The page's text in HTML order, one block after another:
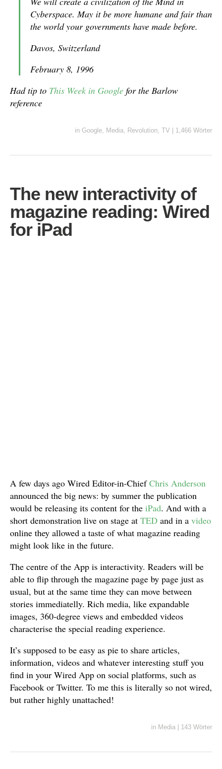
Cyberspace. May it be more humane and fair than
the world your governments have made before.
Davos, Switzerland
February 8, 1996
Had tip to This Week in Google for the Barlow
reference
in Google, Media, Revolution, TV 1,466 Wörter
The new interactivity of
magazine reading: Wired
for iPad
A few days ago Wired Editor-in-ChiefChris Anderson
announced the big news: by summer the publication
would be releasing its content for the iPad. And with a
short demonstration live on stage at TED and in a video
online they allowed a taste of what magazine reading
might look like in the future.
The centre of the App is interactivity. Readers will be
able to flip through the magazine page by page just as
usual, but at the same time they can move between
stories immediatelly. Rich media, like expandable
images, 360-degree views and embedded videos
characterise the special reading experience.
It’s supposed to be easy as pie to share articles,
information, videos and whatever interesting stuff you
find in your Wired App on social platforms, such as
Facebook or Twitter. To me this is literally so not wired,
but rather highly unattached!
in Media 143 Wörter